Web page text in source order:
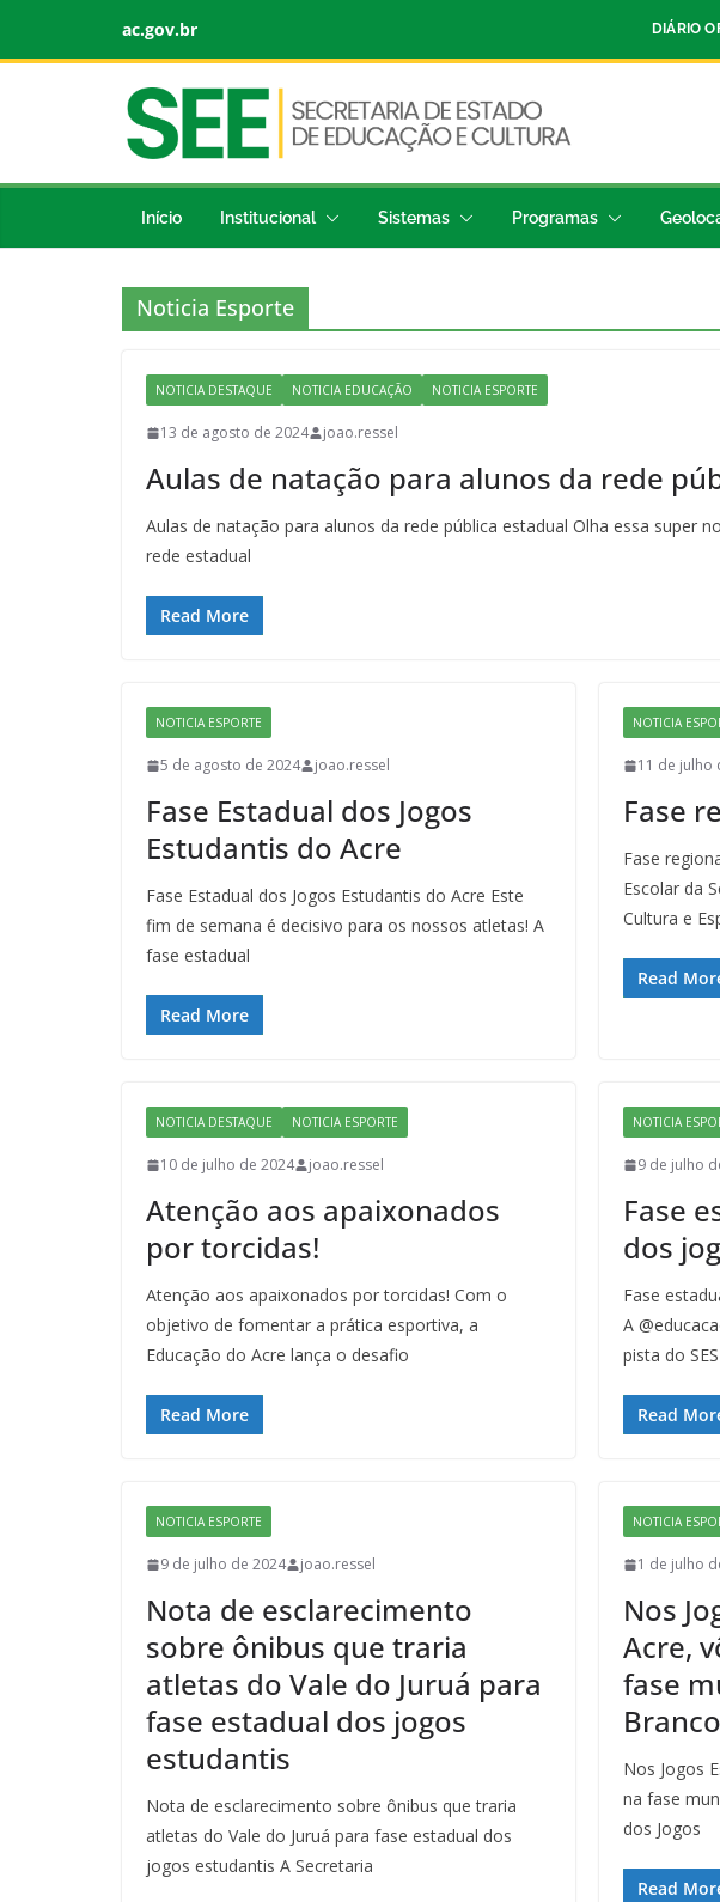
ac.gov.br DIÁRIO
Início Institucional Sistemas Programas
Noticia Esporte
NOTICIA DESTAQUE NOTICIA EDUCAÇÃO NOTICIA ESPORTE
13 de agosto de 2024 joao.ressel
Aulas de natação para alunos da rede
Aulas de natação para alunos da rede pública estadual Olha essa super
rede estadual
Read More
NOTICIA ESPORTE
5 de agosto de 2024 joao.ressel
Fase Estadual dos Jogos
Estudantis do Acre
Fase Estadual dos Jogos Estudantis do Acre Este
fim de semana é decisivo para os nossos atletas! A
fase estadual
Read More
NOTICIA
11 de julho
Fase
Fase
Escolar da
Cultura e
Read
NOTICIA DESTAQUE NOTICIA ESPORTE
10 de julho de 2024 joao.ressel
Atenção aos apaixonados
por torcidas!​
Atenção aos apaixonados por torcidas! Com o
objetivo de fomentar a prática esportiva, a
Educação do Acre lança o desafio
Read More
NOTICIA
9 de julho
Fase
dos
Fase
A
pista do
Read
NOTICIA ESPORTE
9 de julho de 2024 joao.ressel
Nota de esclarecimento
sobre ônibus que traria
atletas do Vale do Juruá para
fase estadual dos jogos
estudantis
Nota de esclarecimento sobre ônibus que traria
atletas do Vale do Juruá para fase estadual dos
jogos estudantis A Secretaria
NOTICIA
1 de julho
Nos
Acre,
fase
Branco
Nos Jogos
na fase
dos Jogos
Read